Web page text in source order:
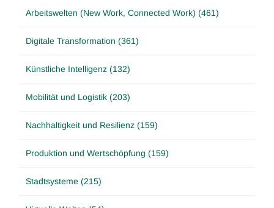
Arbeitswelten (New Work, Connected Work) (461)
Digitale Transformation (361)
Künstliche Intelligenz (132)
Mobilität und Logistik (203)
Nachhaltigkeit und Resilienz (159)
Produktion und Wertschöpfung (159)
Stadtsysteme (215)